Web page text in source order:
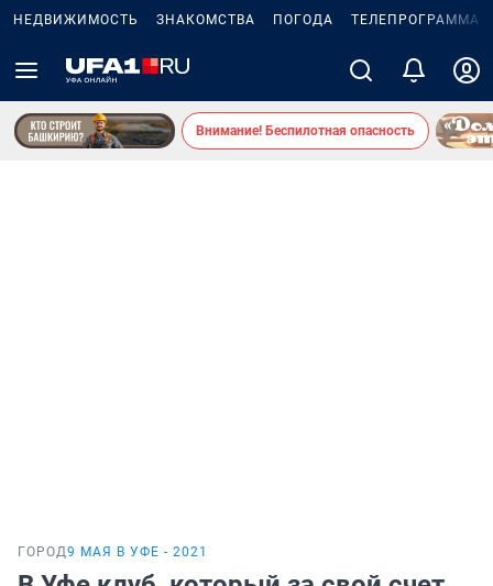
НЕДВИЖИМОСТЬ ЗНАКОМСТВА ПОГОДА ТЕЛЕПРОГРАММА
Внимание! Беспилотная опасность
ГОРОД9 МАЯ В УФЕ - 2021